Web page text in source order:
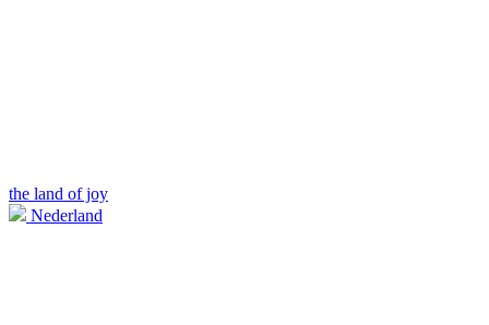
the land of joy
Nederland